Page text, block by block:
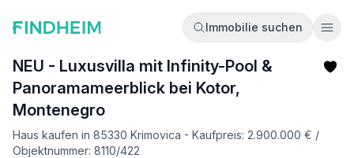
Immobilie suchen
NEU - Luxusvilla mit Infinity-Pool &
Panoramameerblick bei Kotor,
Montenegro
Haus kaufen in 85330 Krimovica - Kaufpreis: 2.900.000 € /
Objektnummer: 8110/422